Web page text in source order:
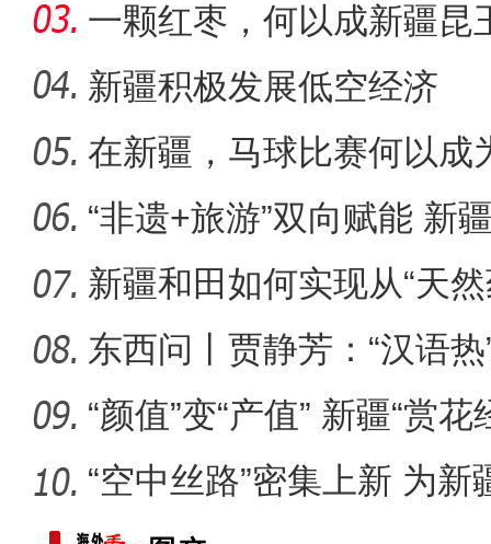
标题：新“食”尚！“小份
一颗红枣，何以成新疆昆
新疆积极发展低空经济
在新疆，马球比赛何以成
“非遗+旅游”双向赋能 新
圈
新疆和田如何实现从“天
乡”
东西问丨贾静芳：“汉语
升温
“颜值”变“产值” 新疆“赏
“空中丝路”密集上新 为